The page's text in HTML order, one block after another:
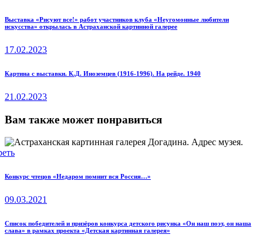
Навигация
записям
Previous
post:
Выставка «Рисуют все!» работ участников клуба «Неугомонные любители
искусства» открылась в Астраханской картинной галерее
17.02.2023
Next
Картина с выставки. К.Д. Иноземцев (1916-1996). На рейде. 1940
21.02.2023
Вам также может понравиться
Конкурс чтецов «Недаром помнит вся Россия…»
09.03.2021
Список победителей и призёров конкурса детского рисунка «Он наш поэт, он наша
слава» в рамках проекта «Детская картинная галерея»